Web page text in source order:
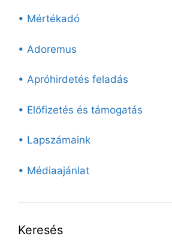
• Mértékadó
• Adoremus
• Apróhirdetés feladás
• Előfizetés és támogatás
• Lapszámaink
• Médiaajánlat
Keresés